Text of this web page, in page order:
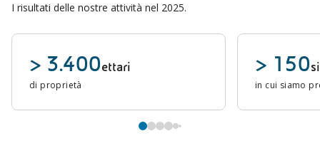
I risultati delle nostre attività nel 2025.
> 3.400ettari
di proprietà
> 150
in cui siamo